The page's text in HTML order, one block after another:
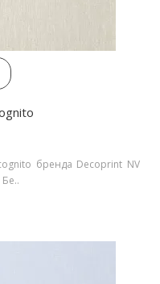
бренда Decoprint NV